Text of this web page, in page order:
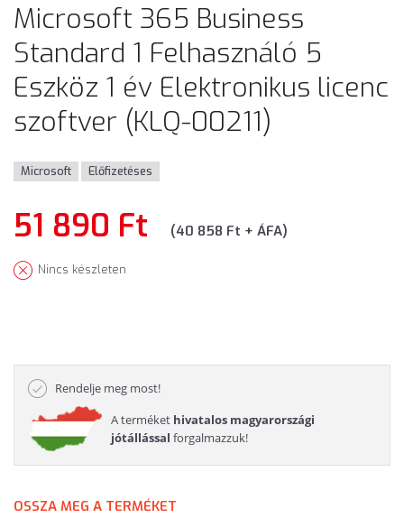
Microsoft 365 Business
Standard 1 Felhasználó 5
Eszköz 1 év Elektronikus licenc
szoftver (KLQ-00211)
Microsoft Előfizetéses
51 890 Ft (40 858 Ft + ÁFA)
Nincs készleten
Rendelje meg most!
A terméket hivatalos magyarországi
jótállással forgalmazzuk!
OSSZA MEG A TERMÉKET